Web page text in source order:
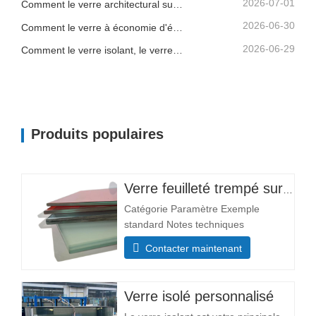
Comment le verre architectural sur mesure aide les entrepreneurs à contrôler la qualité des bâtiments et les risques d'installation 2026-07-01
2026-06-30
2026-06-29
Produits populaires
Catégorie Paramètre Exemple
standard Notes techniques
Dimensions Min. Taille 300×300 mm
La plupart des tailles sont
structurale Épaisseur de la couche de
Contacter maintenant
Verre isolé personnalisé